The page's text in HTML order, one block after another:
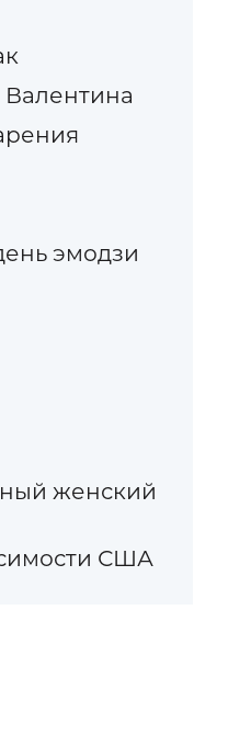
Валентина
эмодзи
женский
США